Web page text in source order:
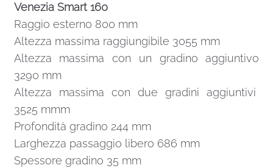
Venezia Smart 160
Raggio esterno 800 mm
Altezza massima raggiungibile 3055 mm
Altezza massima con un gradino aggiuntivo
3290 mm
Altezza massima con due gradini aggiuntivi
3525 mmm
Profondità gradino 244 mm
Larghezza passaggio libero 686 mm
Spessore gradino 35 mm